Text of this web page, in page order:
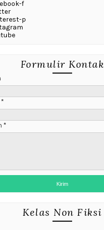
f
p
Formulir Kontak
*
*
Kelas Non Fiksi